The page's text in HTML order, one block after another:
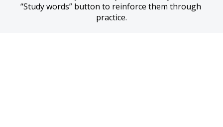
“Study words” button to reinforce them through
practice.